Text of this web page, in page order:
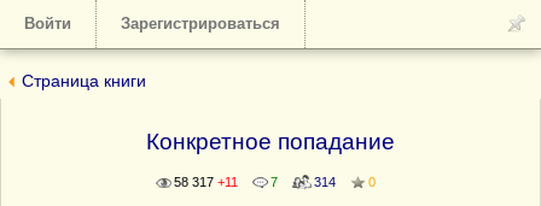
Войти Зарегистрироваться
Страница книги
Конкретное попадание
58 317 +11 7 314 0